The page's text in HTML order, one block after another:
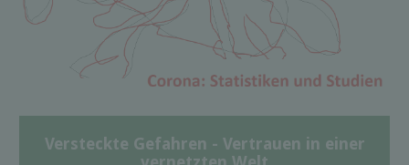
Versteckte Gefahren - Vertrauen in einer